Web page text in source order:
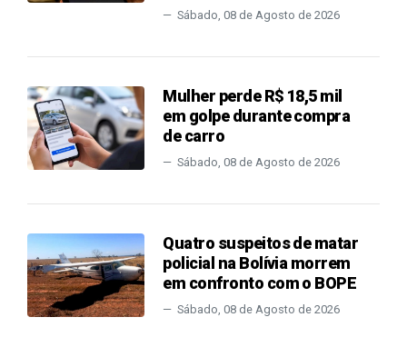
Sábado, 08 de Agosto de 2026
Mulher perde R$ 18,5 mil
em golpe durante compra
de carro
Sábado, 08 de Agosto de 2026
Quatro suspeitos de matar
policial na Bolívia morrem
em confronto com o BOPE
Sábado, 08 de Agosto de 2026